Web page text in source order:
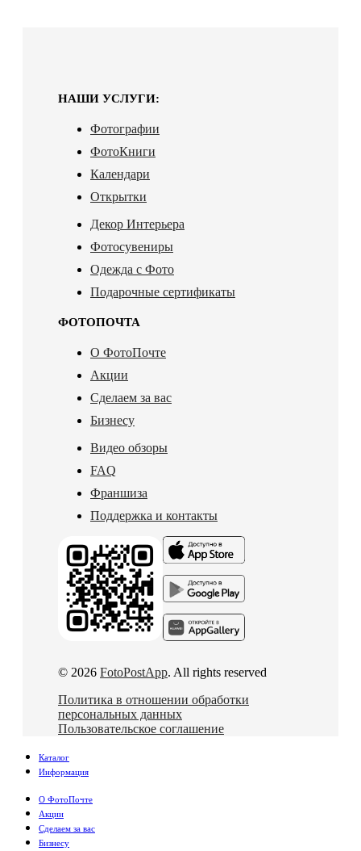
НАШИ УСЛУГИ:
Фотографии
ФотоКниги
Календари
Открытки
Декор Интерьера
Фотосувениры
Одежда с Фото
Подарочные сертификаты
ФОТОПОЧТА
О ФотоПочте
Акции
Сделаем за вас
Бизнесу
Видео обзоры
FAQ
Франшиза
Поддержка и контакты
© 2026 FotoPostApp. All rights reserved
Политика в отношении обработки
персональных данных
Пользовательское соглашение
Каталог
Информация
О ФотоПочте
Акции
Сделаем за вас
Бизнесу